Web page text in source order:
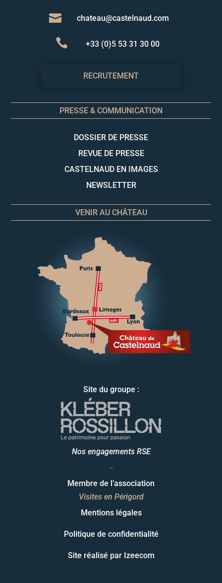
 chateau@castelnaud.com
 +33 (0)5 53 31 30 00
RECRUTEMENT
PRESSE & COMMUNICATION
DOSSIER DE PRESSE
REVUE DE PRESSE
CASTELNAUD EN IMAGES
NEWSLETTER
VENIR AU CHÂTEAU
Site du groupe :
Nos engagements RSE
Membre de l’association
Visites en Périgord
Mentions légales
Politique de confidentialité
Site réalisé par Izeecom